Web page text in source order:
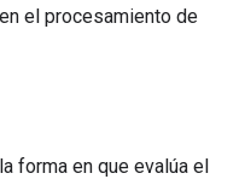
el procesamiento de
forma en que evalúa el